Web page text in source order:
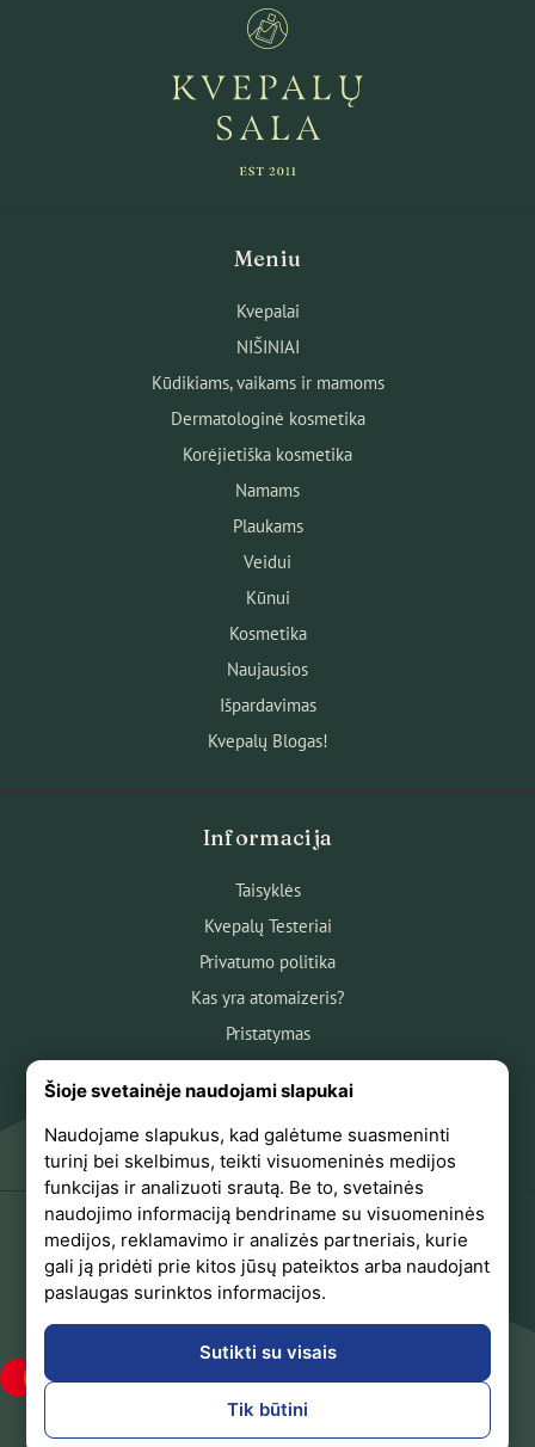
Meniu
Kvepalai
NIŠINIAI
Kūdikiams, vaikams ir mamoms
Dermatologinė kosmetika
Korėjietiška kosmetika
Namams
Plaukams
Veidui
Kūnui
Kosmetika
Naujausios
Išpardavimas
Kvepalų Blogas!
Informacija
Taisyklės
Kvepalų Testeriai
Privatumo politika
Kas yra atomaizeris?
Pristatymas
Apie mus
Atsiliepimai
+370 618 44441
Šioje svetainėje naudojami slapukai
Naudojame slapukus, kad galėtume suasmeninti
turinį bei skelbimus, teikti visuomeninės medijos
funkcijas ir analizuoti srautą. Be to, svetainės
naudojimo informaciją bendriname su visuomeninės
medijos, reklamavimo ir analizės partneriais, kurie
gali ją pridėti prie kitos jūsų pateiktos arba naudojant
paslaugas surinktos informacijos.
Sutikti su visais
Tik būtini